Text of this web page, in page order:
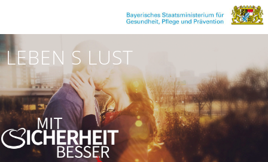
springen
LEBEN S LUST